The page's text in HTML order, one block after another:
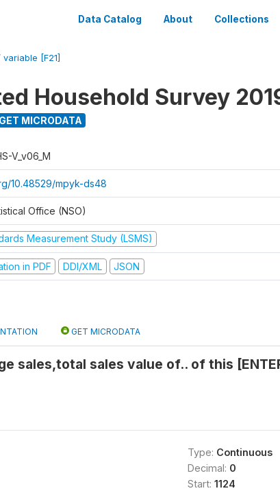
Data Catalog About Collections
variable [F21]
Household Survey
MICRODATA
V_v06_M
10.48529/mpyk-ds48
Office (NSO)
Measurement Study (LSMS)
in PDF DDI/XML JSON
GET MICRODATA
sales,total sales value of.. of this
Type: Continuous
Decimal: 0
Start: 1124